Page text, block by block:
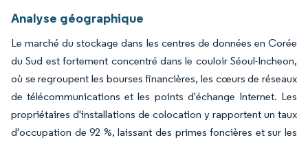
Analyse géographique
Le marché du stockage dans les centres de données en Corée
du Sud est fortement concentré dans le couloir Séoul-Incheon,
où se regroupent les bourses financières, les cœurs de réseaux
de télécommunications et les points d'échange Internet. Les
propriétaires d'installations de colocation y rapportent un taux
d'occupation de 92 %, laissant des primes foncières et sur les